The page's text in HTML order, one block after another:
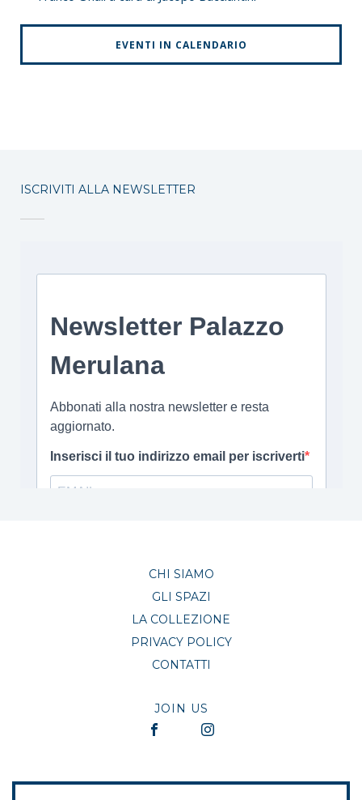
EVENTI IN CALENDARIO
ISCRIVITI ALLA NEWSLETTER
CHI SIAMO
GLI SPAZI
LA COLLEZIONE
PRIVACY POLICY
CONTATTI
JOIN US